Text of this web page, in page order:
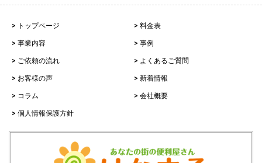
> トップページ > 料金表
> 事業内容 > 事例
> ご依頼の流れ > よくあるご質問
> お客様の声 > 新着情報
> コラム > 会社概要
> 個人情報保護方針